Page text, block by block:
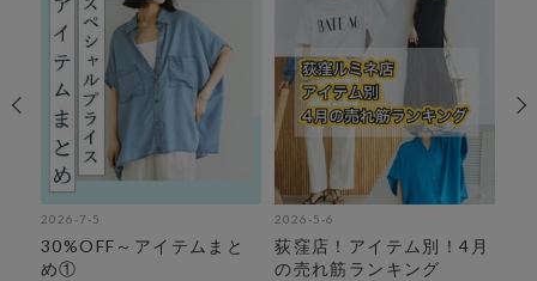
2026-7-5
30%OFF～アイテムまと
め①
2026-5-6
荻窪店！アイテム別！4月
の売れ筋ランキング